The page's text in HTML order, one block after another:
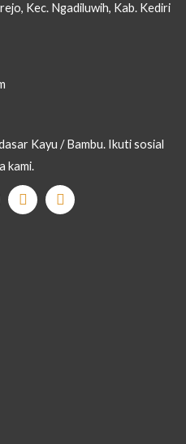
Kec. Ngadiluwih, Kab. Kediri
Kayu / Bambu. Ikuti sosial
kami.